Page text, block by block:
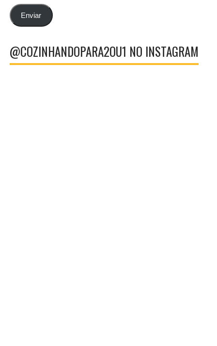
emailEnviar
@COZINHANDOPARA2OU1 NO INSTAGRAM